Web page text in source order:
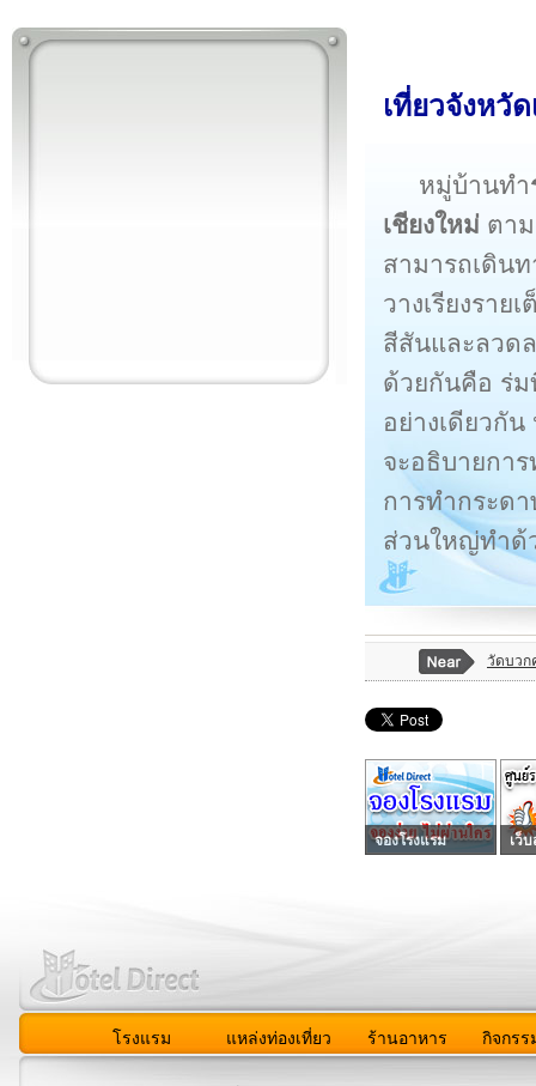
เที่ยวจังหวั
หมู่บ้านทำ
เชียงใหม่ ตา
สามารถเดิน
วางเรียงรา
สีสันและลวด
ด้วยกันคือ ร่
อย่างเดียวกั
จะอธิบายกา
การทำกระด
ส่วนใหญ่ทำด้
วัดบวก
จองโรงแรม เว็
โรงแรม แหล่งท่องเที่ยว ร้านอาหาร กิจกรร